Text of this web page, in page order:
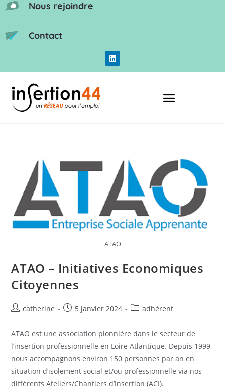
Nous rejoindre
Contact
ATAO
ATAO – Initiatives Economiques
Citoyennes
catherine 5 janvier 2024 adhérent
ATAO est une association pionnière dans le secteur de
l’insertion professionnelle en Loire Atlantique. Depuis 1999,
nous accompagnons environ 150 personnes par an en
situation d’isolement social et/ou professionnelle via nos
différents Ateliers/Chantiers d’Insertion (ACI).